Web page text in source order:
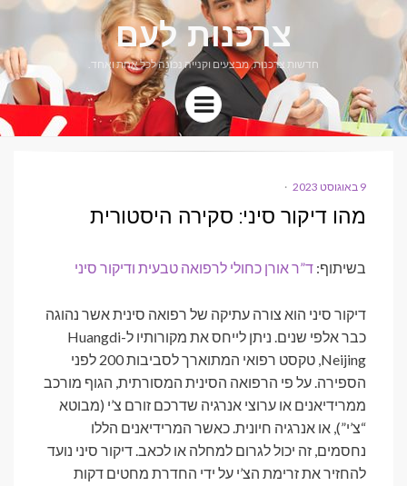
צרכנות לעם
חדשות צרכנות, מבצעים וקנייה נכונה לכל אחת ואחד.
Menu
POSTED
9 באוגוסט 2023
מהו דיקור סיני: סקירה היסטורית
בשיתוף: ד”ר אורן כחולי לרפואה טבעית ודיקור סיני
דיקור סיני הוא צורה עתיקה של רפואה סינית אשר נהוגה
כבר אלפי שנים. ניתן לייחס את מקורותיו ל-Huangdi
Neijing, טקסט רפואי המתוארך לסביבות 200 לפני
הספירה. על פי הרפואה הסינית המסורתית, הגוף מורכב
ממרידיאנים או ערוצי אנרגיה שדרכם זורם צ’י (מבוטא
“צ’י”), או אנרגיה חיונית. כאשר המרידיאנים הללו
נחסמים, זה יכול לגרום למחלה או לכאב. דיקור סיני נועד
להחזיר את זרימת הצ’י על ידי החדרת מחטים דקות